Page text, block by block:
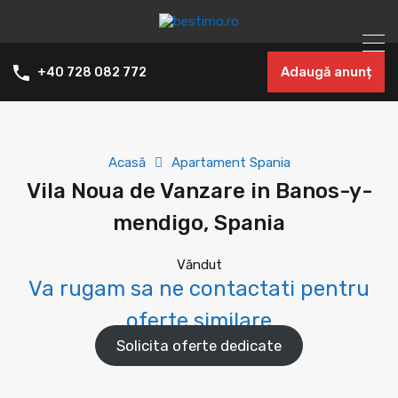
+40 728 082 772 Adaugă anunț
Acasă Apartament Spania
Vila Noua de Vanzare in Banos-y-
mendigo, Spania
Văndut
Va rugam sa ne contactati pentru
oferte similare
Solicita oferte dedicate